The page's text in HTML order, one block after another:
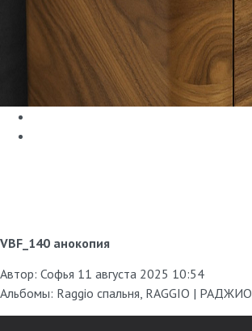
VBF_140 анокопия
Автор: Софья 11 августа 2025 10:54
Альбомы: Raggio спальня, RAGGIO | РАДЖИО